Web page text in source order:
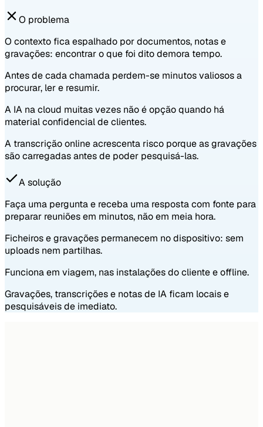
O problema
O contexto fica espalhado por documentos, notas e
gravações: encontrar o que foi dito demora tempo.
Antes de cada chamada perdem-se minutos valiosos a
procurar, ler e resumir.
A IA na cloud muitas vezes não é opção quando há
material confidencial de clientes.
A transcrição online acrescenta risco porque as gravações
são carregadas antes de poder pesquisá-las.
A solução
Faça uma pergunta e receba uma resposta com fonte para
preparar reuniões em minutos, não em meia hora.
Ficheiros e gravações permanecem no dispositivo: sem
uploads nem partilhas.
Funciona em viagem, nas instalações do cliente e offline.
Gravações, transcrições e notas de IA ficam locais e
pesquisáveis de imediato.